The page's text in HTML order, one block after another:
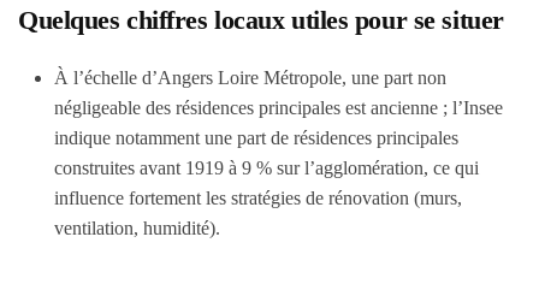
Quelques chiffres locaux utiles pour se situer
À l’échelle d’Angers Loire Métropole, une part non
négligeable des résidences principales est ancienne ; l’Insee
indique notamment une part de résidences principales
construites avant 1919 à 9 % sur l’agglomération, ce qui
influence fortement les stratégies de rénovation (murs,
ventilation, humidité).